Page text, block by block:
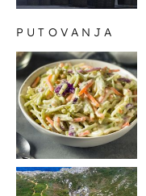
PUTOVANJA